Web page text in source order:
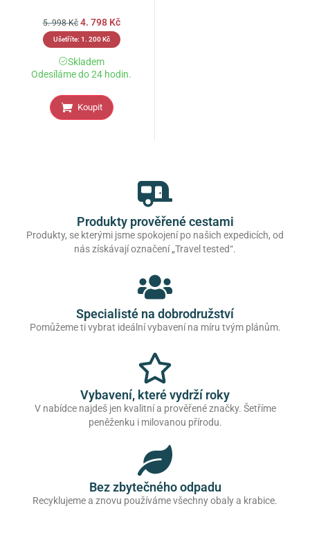
5. 998Kč 4. 798 Kč
Ušetříte: 1. 200Kč
Skladem
Odesíláme do 24 hodin.
Koupit
Produkty prověřené cestami
Produkty, se kterými jsme spokojení po našich expedicích, od
nás získávají označení „Travel tested“.
Specialisté na dobrodružství
Pomůžeme ti vybrat ideální vybavení na míru tvým plánům.
Vybavení, které vydrží roky
V nabídce najdeš jen kvalitní a prověřené značky. Šetříme
peněženku i milovanou přírodu.
Bez zbytečného odpadu
Recyklujeme a znovu používáme všechny obaly a krabice.